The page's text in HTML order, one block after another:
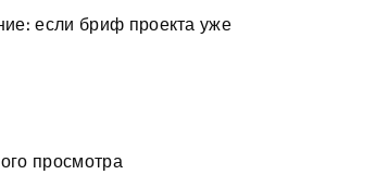
если бриф проекта уже
просмотра